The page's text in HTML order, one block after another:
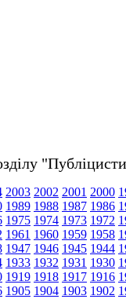
2003 2002 2001 2000
1989 1988 1987 1986
1975 1974 1973 1972
1961 1960 1959 1958
1947 1946 1945 1944
1933 1932 1931 1930
1919 1918 1917 1916
1905 1904 1903 1902